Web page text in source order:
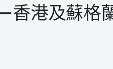
香港及蘇格